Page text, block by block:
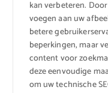
kan verbeteren.
voegen aan uw
betere
beperkingen, maar
content voor
deze eenvoudige
om uw technische